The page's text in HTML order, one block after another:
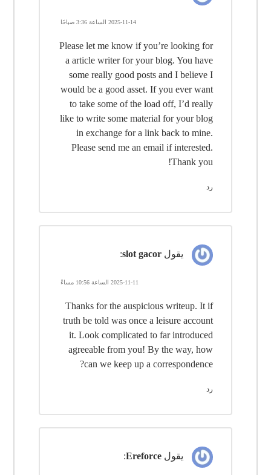
2025-11-14 الساعة 3:36 صباحًا
Please let me know if you’re looking for
a article writer for your blog. You have
some really good posts and I believe I
would be a good asset. If you ever want
to take some of the load off, I’d really
like to write some material for your blog
in exchange for a link back to mine.
Please send me an email if interested.
Thank you!
رد
يقول slot gacor
:
2025-11-11 الساعة 10:56 مساءً
Thanks for the auspicious writeup. It if
truth be told was once a leisure account
it. Look complicated to far introduced
agreeable from you! By the way, how
can we keep up a correspondence?
رد
يقول Ereforce
: